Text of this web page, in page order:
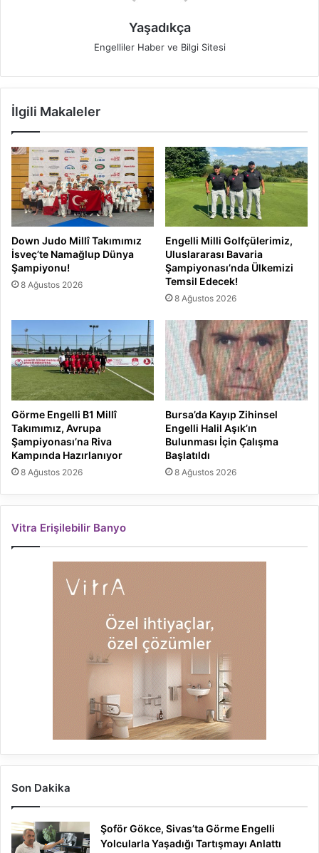
Yaşadıkça
Engelliler Haber ve Bilgi Sitesi
İlgili Makaleler
Down Judo Millî Takımımız
İsveç’te Namağlup Dünya
Şampiyonu!
8 Ağustos 2026
Engelli Milli Golfçülerimiz,
Uluslararası Bavaria
Şampiyonası’nda Ülkemizi
Temsil Edecek!
8 Ağustos 2026
Görme Engelli B1 Millî
Takımımız, Avrupa
Şampiyonası’na Riva
Kampında Hazırlanıyor
8 Ağustos 2026
Bursa’da Kayıp Zihinsel
Engelli Halil Aşık’ın
Bulunması İçin Çalışma
Başlatıldı
8 Ağustos 2026
Vitra Erişilebilir Banyo
Son Dakika
Şoför Gökce, Sivas’ta Görme Engelli
Yolcularla Yaşadığı Tartışmayı Anlattı